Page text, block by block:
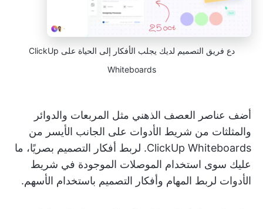
دع فريق التصميم لديك يجلب الأفكار إلى الحياة على ClickUp
Whiteboards
أضف عناصر العصف الذهني مثل المربعات والدوائر
والمثلثات من شريط الأدوات على الجانب الأيسر من
ClickUp Whiteboards. لربط أفكار التصميم بصريًا، ما
عليك سوى استخدام الموصلات الموجودة في شريط
الأدوات لربط المهام وأفكار التصميم باستخدام الأسهم.